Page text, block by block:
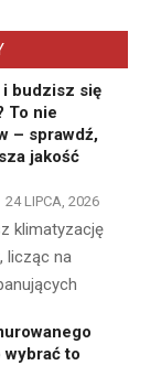
budzisz się
To nie
– sprawdź,
jakość
24 LIPCA, 2026
klimatyzację
licząc na
wybrać to